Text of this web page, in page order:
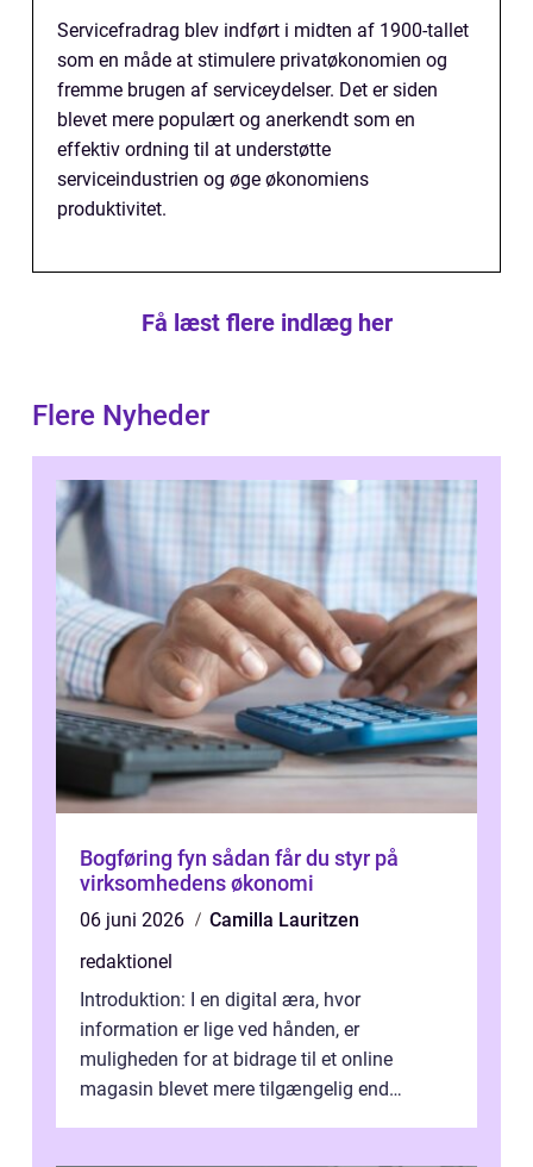
Servicefradrag blev indført i midten af 1900-tallet
som en måde at stimulere privatøkonomien og
fremme brugen af serviceydelser. Det er siden
blevet mere populært og anerkendt som en
effektiv ordning til at understøtte
serviceindustrien og øge økonomiens
produktivitet.
Få læst flere indlæg her
Flere Nyheder
Bogføring fyn sådan får du styr på
virksomhedens økonomi
06 juni 2026
Camilla Lauritzen
redaktionel
Introduktion: I en digital æra, hvor
information er lige ved hånden, er
muligheden for at bidrage til et online
magasin blevet mere tilgængelig end